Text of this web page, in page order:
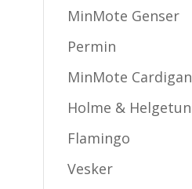
MinMote Genser
Permin
MinMote Cardigan
Holme & Helgetun
Flamingo
Vesker